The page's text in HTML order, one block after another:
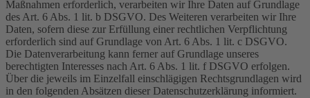
Maßnahmen erforderlich, verarbeiten wir Ihre Daten auf Grundlage
des Art. 6 Abs. 1 lit. b DSGVO. Des Weiteren verarbeiten wir Ihre
Daten, sofern diese zur Erfüllung einer rechtlichen Verpflichtung
erforderlich sind auf Grundlage von Art. 6 Abs. 1 lit. c DSGVO.
Die Datenverarbeitung kann ferner auf Grundlage unseres
berechtigten Interesses nach Art. 6 Abs. 1 lit. f DSGVO erfolgen.
Über die jeweils im Einzelfall einschlägigen Rechtsgrundlagen wird
in den folgenden Absätzen dieser Datenschutzerklärung informiert.